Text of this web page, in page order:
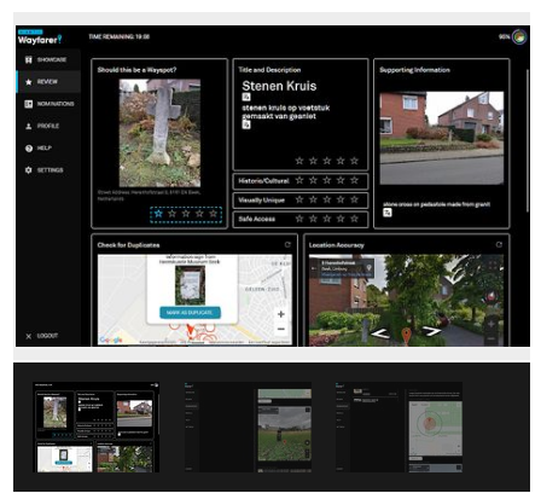
rộng
này
có
thể
truy
cập
dữ
liệu
của